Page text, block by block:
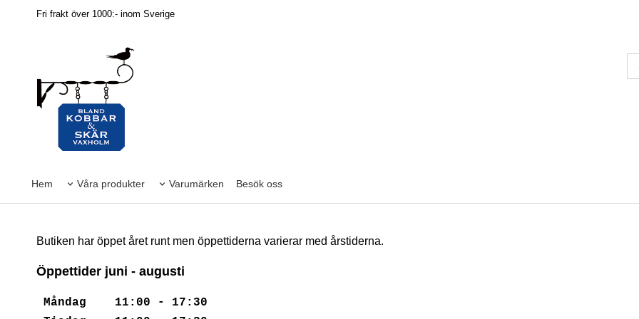
Fri frakt över 1000:- inom Sverige
Hem Våra produkter Varumärken Besök oss
Butiken har öppet året runt men öppettiderna varierar med årstiderna.
Öppettider juni - augusti
Måndag 11:00 - 17:30